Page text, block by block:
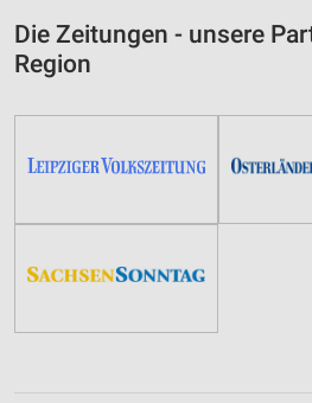
Die Zeitungen - unsere
Region